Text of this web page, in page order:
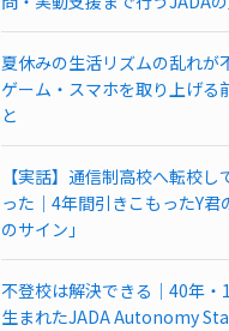
夏休みの生活リズムの乱れが
ゲーム・スマホを取り上げる
と
【実話】通信制高校へ転校
った｜4年間引きこもったY君
のサイン」
不登校は解決できる｜40年・
生まれたJADA Autonomy